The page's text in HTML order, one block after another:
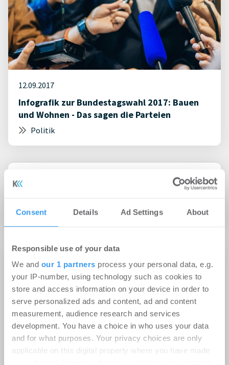
Consent Details Ad Settings About
Responsible use of your data
We and our 1 partners process your personal data, e.g.
your IP-number, using technology such as cookies to
store and access information on your device in order to
serve personalized ads and content, ad and content
measurement, audience research and services
development. You have a choice in who uses your data
and for what purposes. Your privacy choices are only
applicable on this digital property where you have made
12.09.2017
Infografik​ ​zur​ ​Bundestagswahl​ ​2017: Bauen​ ​
und​ ​Wohnen​ -​ ​Das​ ​sagen​ ​die​ ​Parteien
Politik
09.10.2013
gefordert